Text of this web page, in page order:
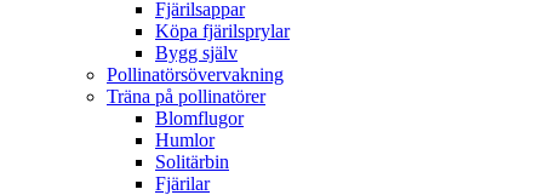
Fjärilsappar
Köpa fjärilsprylar
Bygg själv
Pollinatörsövervakning
Träna på pollinatörer
Blomflugor
Humlor
Solitärbin
Fjärilar